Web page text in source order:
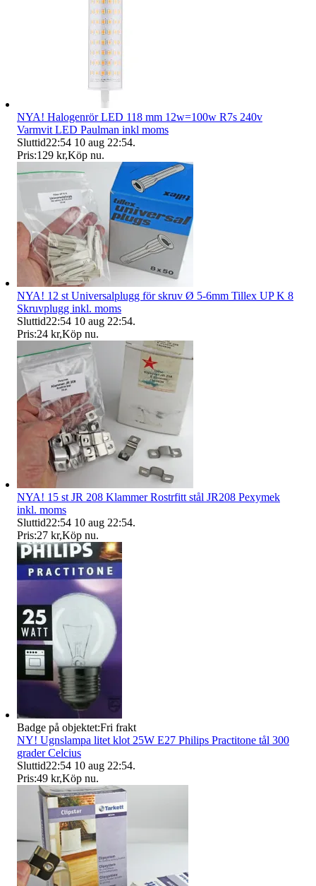
NYA! Halogenrör LED 118 mm 12w=100w R7s 240v
Varmvit LED Paulman inkl moms
Sluttid22:54 10 aug 22:54.
Pris:129 kr,Köp nu.
NYA! 12 st Universalplugg för skruv Ø 5-6mm Tillex UP K 8
Skruvplugg inkl. moms
Sluttid22:54 10 aug 22:54.
Pris:24 kr,Köp nu.
NYA! 15 st JR 208 Klammer Rostrfitt stål JR208 Pexymek
inkl. moms
Sluttid22:54 10 aug 22:54.
Pris:27 kr,Köp nu.
Badge på objektet:Fri frakt
NY! Ugnslampa litet klot 25W E27 Philips Practitone tål 300
grader Celcius
Sluttid22:54 10 aug 22:54.
Pris:49 kr,Köp nu.